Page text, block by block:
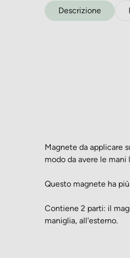
Descrizione
Magnete da applicare
modo da avere le
Questo magnete ha
Contiene 2 parti: il
maniglia, all'esterno.